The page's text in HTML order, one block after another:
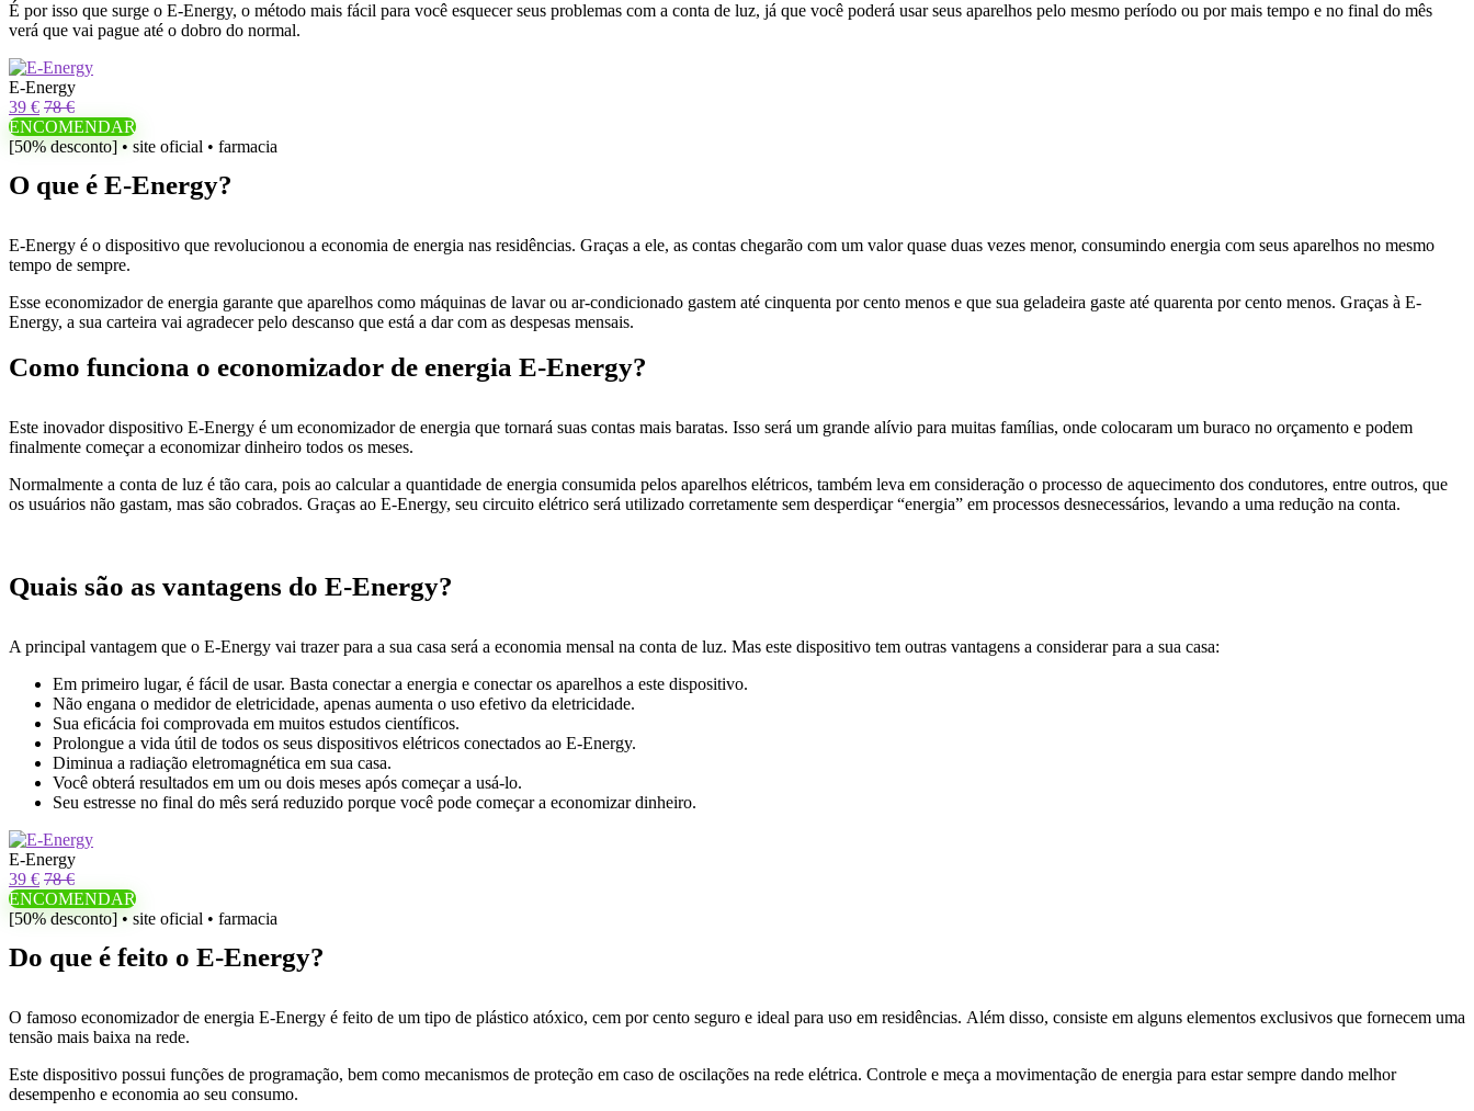
É por isso que surge o E-Energy, o método mais fácil para você esquecer seus problemas com a conta de luz, já que você poderá usar seus aparelhos pelo mesmo período ou por mais tempo e no final do mês
verá que vai pague até o dobro do normal.
E-Energy
39 € 78 €
ENCOMENDAR
[50% desconto] • site oficial • farmacia
O que é E-Energy?
E-Energy é o dispositivo que revolucionou a economia de energia nas residências. Graças a ele, as contas chegarão com um valor quase duas vezes menor, consumindo energia com seus aparelhos no mesmo
tempo de sempre.
Esse economizador de energia garante que aparelhos como máquinas de lavar ou ar-condicionado gastem até cinquenta por cento menos e que sua geladeira gaste até quarenta por cento menos. Graças à E-
Energy, a sua carteira vai agradecer pelo descanso que está a dar com as despesas mensais.
Como funciona o economizador de energia E-Energy?
Este inovador dispositivo E-Energy é um economizador de energia que tornará suas contas mais baratas. Isso será um grande alívio para muitas famílias, onde colocaram um buraco no orçamento e podem
finalmente começar a economizar dinheiro todos os meses.
Normalmente a conta de luz é tão cara, pois ao calcular a quantidade de energia consumida pelos aparelhos elétricos, também leva em consideração o processo de aquecimento dos condutores, entre outros, que
os usuários não gastam, mas são cobrados. Graças ao E-Energy, seu circuito elétrico será utilizado corretamente sem desperdiçar “energia” em processos desnecessários, levando a uma redução na conta.
Quais são as vantagens do E-Energy?
A principal vantagem que o E-Energy vai trazer para a sua casa será a economia mensal na conta de luz. Mas este dispositivo tem outras vantagens a considerar para a sua casa:
Em primeiro lugar, é fácil de usar. Basta conectar a energia e conectar os aparelhos a este dispositivo.
Não engana o medidor de eletricidade, apenas aumenta o uso efetivo da eletricidade.
Sua eficácia foi comprovada em muitos estudos científicos.
Prolongue a vida útil de todos os seus dispositivos elétricos conectados ao E-Energy.
Diminua a radiação eletromagnética em sua casa.
Você obterá resultados em um ou dois meses após começar a usá-lo.
Seu estresse no final do mês será reduzido porque você pode começar a economizar dinheiro.
E-Energy
39 € 78 €
ENCOMENDAR
[50% desconto] • site oficial • farmacia
Do que é feito o E-Energy?
O famoso economizador de energia E-Energy é feito de um tipo de plástico atóxico, cem por cento seguro e ideal para uso em residências. Além disso, consiste em alguns elementos exclusivos que fornecem uma
tensão mais baixa na rede.
Este dispositivo possui funções de programação, bem como mecanismos de proteção em caso de oscilações na rede elétrica. Controle e meça a movimentação de energia para estar sempre dando melhor
desempenho e economia ao seu consumo.